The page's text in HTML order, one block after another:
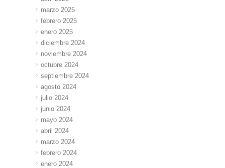
marzo 2025
febrero 2025
enero 2025
diciembre 2024
noviembre 2024
octubre 2024
septiembre 2024
agosto 2024
julio 2024
junio 2024
mayo 2024
abril 2024
marzo 2024
febrero 2024
enero 2024